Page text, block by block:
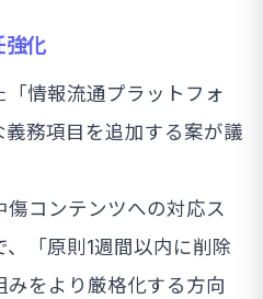
化
情報流通プラットフォ
務項目を追加する案が議
コンテンツへの対応ス
「原則1週間以内に削除
をより厳格化する方向